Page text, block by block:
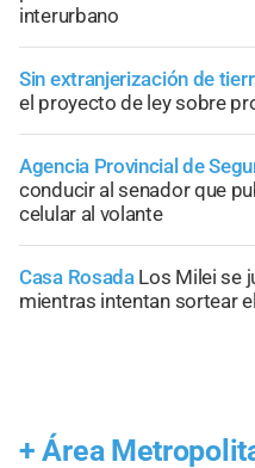
interurbano
Sin extranjerización de
el proyecto de ley sobre
Agencia Provincial de
conducir al senador que
celular al volante
Casa Rosada Los Milei se
mientras intentan sortear
+ Área